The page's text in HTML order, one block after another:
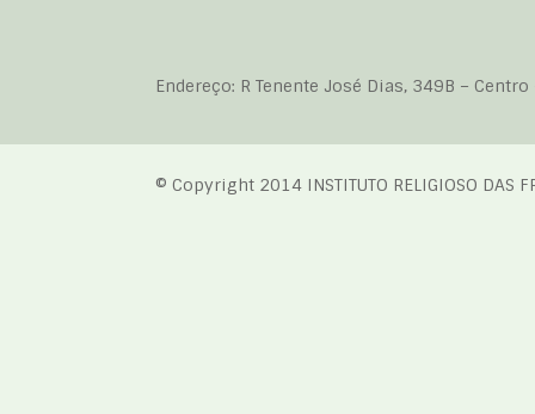
Endereço: R Tenente José Dias, 349B –
© Copyright 2014 INSTITUTO RELIGIOSO DAS